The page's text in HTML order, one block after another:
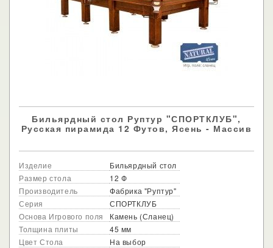
Бильярдный стол Руптур "СПОРТКЛУБ",
Русская пирамида 12 Футов, Ясень - Массив
Изделие
Бильярдный стол
Размер стола
12 Ф
Производитель
Фабрика "Руптур"
Серия
СПОРТКЛУБ
Основа Игрового поля
Камень (Сланец)
Толщина плиты
45 мм
Цвет Стола
На выбор